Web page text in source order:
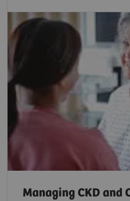
Managing CKD and